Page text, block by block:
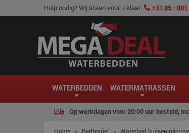
Hulp nodig? Wij staan voor u klaar +31 85 -
WATERBEDDEN WATERMATRASSEN
Op werkdagen voor 20:00 uur besteld,
Home > Bedtextiel > Waterbed kussen